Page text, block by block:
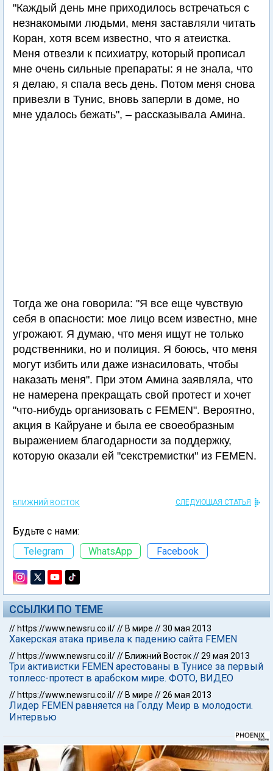
"Каждый день мне приходилось встречаться с
незнакомыми людьми, меня заставляли читать
Коран, хотя всем известно, что я атеистка.
Меня отвезли к психиатру, который прописал
мне очень сильные препараты: я не знала, что
я делаю, я спала весь день. Потом меня снова
привезли в Тунис, вновь заперли в доме, но
мне удалось бежать", – рассказывала Амина.
Тогда же она говорила: "Я все еще чувствую
себя в опасности: мое лицо всем известно, мне
угрожают. Я думаю, что меня ищут не только
родственники, но и полиция. Я боюсь, что меня
могут избить или даже изнасиловать, чтобы
наказать меня". При этом Амина заявляла, что
не намерена прекращать свой протест и хочет
"что-нибудь организовать с FEMEN". Вероятно,
акция в Кайруане и была ее своеобразным
выражением благодарности за поддержку,
которую оказали ей "секстремистки" из FEMEN.
БЛИЖНИЙ ВОСТОК СЛЕДУЮЩАЯ СТАТЬЯ
Будьте с нами:
Telegram
WhatsApp Facebook
ССЫЛКИ ПО ТЕМЕ
// https://www.newsru.co.il/// В мире //30 мая 2013
Хакерская атака привела к падению сайта FEMEN
// https://www.newsru.co.il/// Ближний Восток//29 мая 2013
Три активистки FEMEN арестованы в Тунисе за первый
топлесс-протест в арабском мире. ФОТО, ВИДЕО
// https://www.newsru.co.il/// В мире //26 мая 2013
Лидер FEMEN равняется на Голду Меир в молодости.
Интервью